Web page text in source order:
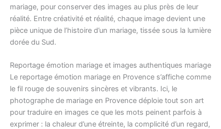
mariage, pour conserver des images au plus près de leur
réalité. Entre créativité et réalité, chaque image devient une
pièce unique de l’histoire d’un mariage, tissée sous la lumière
dorée du Sud.
Reportage émotion mariage et images authentiques mariage
Le reportage émotion mariage en Provence s’affiche comme
le fil rouge de souvenirs sincères et vibrants. Ici, le
photographe de mariage en Provence déploie tout son art
pour traduire en images ce que les mots peinent parfois à
exprimer : la chaleur d’une étreinte, la complicité d’un regard,